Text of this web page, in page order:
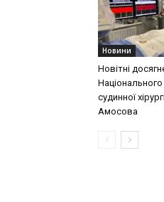
Новини
Новітні
судинної
Амосова